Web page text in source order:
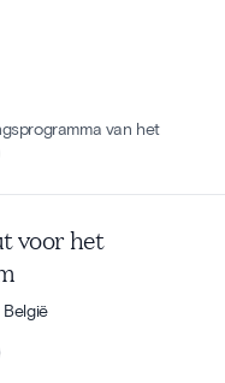
van het
voor het